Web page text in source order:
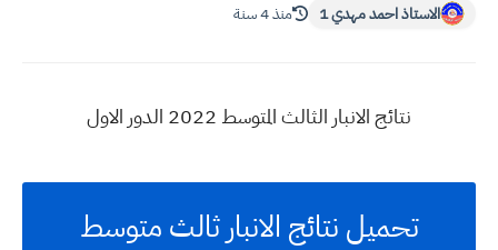
الاستاذ احمد مهدي 1 منذ 4 سنة
نتائج الانبار الثالث المتوسط 2022 الدور الاول
تحميل نتائج الانبار ثالث متوسط